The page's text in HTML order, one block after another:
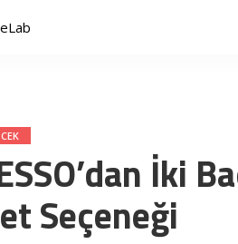
İki
Seçeneği